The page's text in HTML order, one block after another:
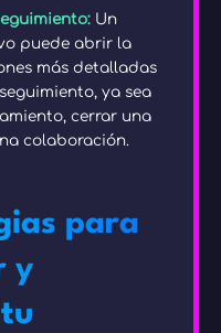
Un
puede abrir la
más detalladas
ya sea
cerrar una
colaboración.
para
y